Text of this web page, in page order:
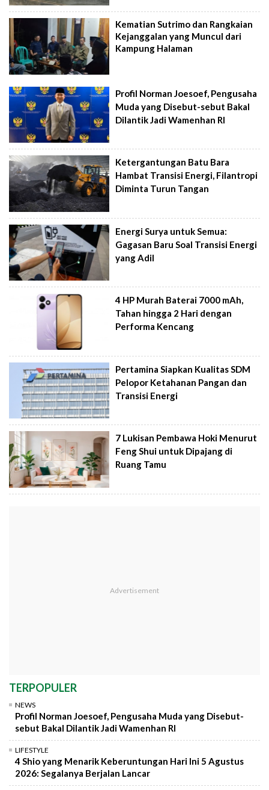
Kematian Sutrimo dan Rangkaian
Kejanggalan yang Muncul dari
Kampung Halaman
Profil Norman Joesoef, Pengusaha
Muda yang Disebut-sebut Bakal
Dilantik Jadi Wamenhan RI
Ketergantungan Batu Bara
Hambat Transisi Energi, Filantropi
Diminta Turun Tangan
Energi Surya untuk Semua:
Gagasan Baru Soal Transisi Energi
yang Adil
4 HP Murah Baterai 7000 mAh,
Tahan hingga 2 Hari dengan
Performa Kencang
Pertamina Siapkan Kualitas SDM
Pelopor Ketahanan Pangan dan
Transisi Energi
7 Lukisan Pembawa Hoki Menurut
Feng Shui untuk Dipajang di
Ruang Tamu
TERPOPULER
NEWS
Profil Norman Joesoef, Pengusaha Muda yang Disebut-
sebut Bakal Dilantik Jadi Wamenhan RI
LIFESTYLE
4 Shio yang Menarik Keberuntungan Hari Ini 5 Agustus
2026: Segalanya Berjalan Lancar